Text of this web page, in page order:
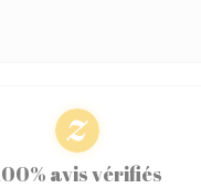
avis vérifiés